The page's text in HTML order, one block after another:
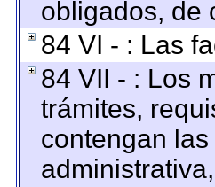
obligados, de
84 VI - : Las
84 VII - : Los
trámites,
contengan